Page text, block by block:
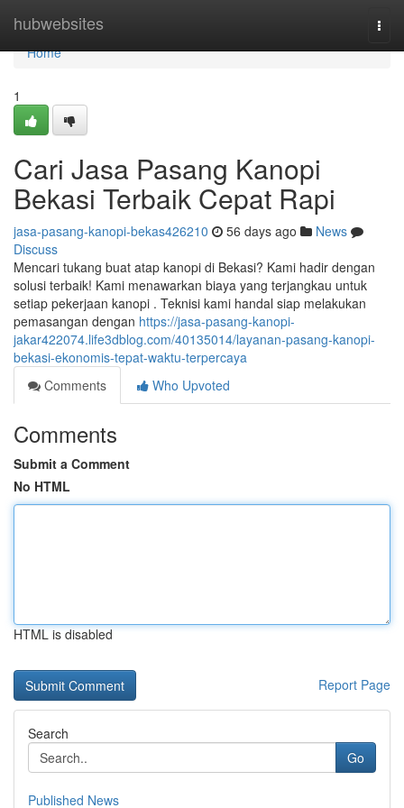
hubwebsites
Home
Home
1
Cari Jasa Pasang Kanopi
Bekasi Terbaik Cepat Rapi
jasa-pasang-kanopi-bekas426210 56 days ago
News
Discuss
Mencari tukang buat atap kanopi di Bekasi? Kami hadir dengan
solusi terbaik! Kami menawarkan biaya yang terjangkau untuk
setiap pekerjaan kanopi . Teknisi kami handal siap melakukan
pemasangan dengan https://jasa-pasang-kanopi-
jakar422074.life3dblog.com/40135014/layanan-pasang-kanopi-
bekasi-ekonomis-tepat-waktu-terpercaya
Comments
Who Upvoted
Comments
Submit a Comment
No HTML
HTML is disabled
Report Page
Search
Go
Published News